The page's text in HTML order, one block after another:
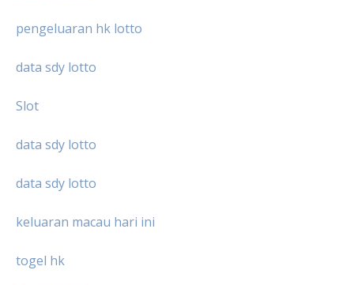
pengeluaran hk lotto
data sdy lotto
Slot
data sdy lotto
data sdy lotto
keluaran macau hari ini
togel hk